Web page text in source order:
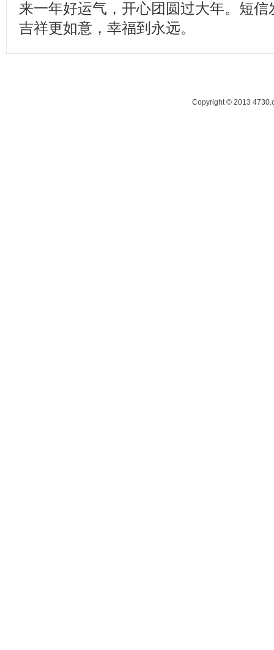
来一年好运气，开心团圆过大年。短
吉祥更如意，幸福到永远。
Copyright © 2013